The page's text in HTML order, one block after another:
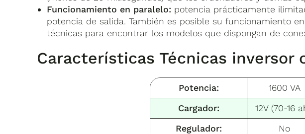
Funcionamiento en paralelo: potencia prácticamente
potencia de salida. También es posible su funcionamiento
técnicas para encontrar los modelos que dispongan de
Características Técnicas inversor
Potencia: 1600 VA
Cargador:
12V (70-16
Regulador:
No